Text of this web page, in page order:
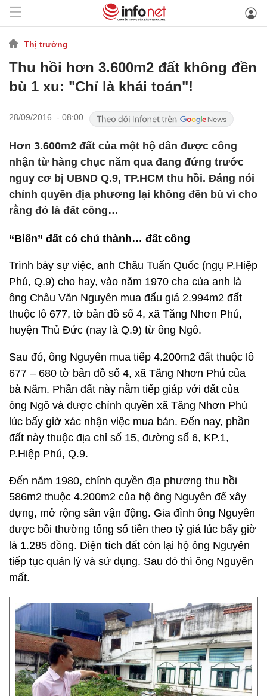
Thị trường
Thu hồi hơn 3.600m2 đất không đền
bù 1 xu: "Chỉ là khái toán"!
28/09/2016 - 08:00
Hơn 3.600m2 đất của một hộ dân được công
nhận từ hàng chục năm qua đang đứng trước
nguy cơ bị UBND Q.9, TP.HCM thu hồi. Đáng nói
chính quyền địa phương lại không đền bù vì cho
rằng đó là đất công…
“Biến” đất có chủ thành… đất công
Trình bày sự việc, anh Châu Tuấn Quốc (ngụ P.Hiệp
Phú, Q.9) cho hay, vào năm 1970 cha của anh là
ông Châu Văn Nguyên mua đấu giá 2.994m2 đất
thuộc lô 677, tờ bản đồ số 4, xã Tăng Nhơn Phú,
huyện Thủ Đức (nay là Q.9) từ ông Ngô.
Sau đó, ông Nguyên mua tiếp 4.200m2 đất thuộc lô
677 – 680 tờ bản đồ số 4, xã Tăng Nhơn Phú của
bà Năm. Phần đất này nằm tiếp giáp với đất của
ông Ngô và được chính quyền xã Tăng Nhơn Phú
lúc bấy giờ xác nhận việc mua bán. Đến nay, phần
đất này thuộc địa chỉ số 15, đường số 6, KP.1,
P.Hiệp Phú, Q.9.
Đến năm 1980, chính quyền địa phương thu hồi
586m2 thuộc 4.200m2 của hộ ông Nguyên để xây
dựng, mở rộng sân vận động. Gia đình ông Nguyên
được bồi thường tổng số tiền theo tỷ giá lúc bấy giờ
là 1.285 đồng. Diện tích đất còn lại hộ ông Nguyên
tiếp tục quản lý và sử dụng. Sau đó thì ông Nguyên
mất.